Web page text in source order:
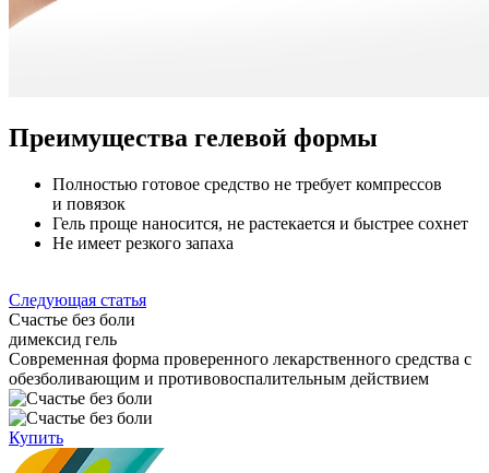
Преимущества гелевой формы
Полностью готовое средство не требует компрессов
и повязок
Гель проще наносится, не растекается и быстрее сохнет
Не имеет резкого запаха
Следующая статья
Счастье без боли
димексид гель
Cовременная форма проверенного лекарственного средства с
обезболивающим и противовоспалительным действием
Купить